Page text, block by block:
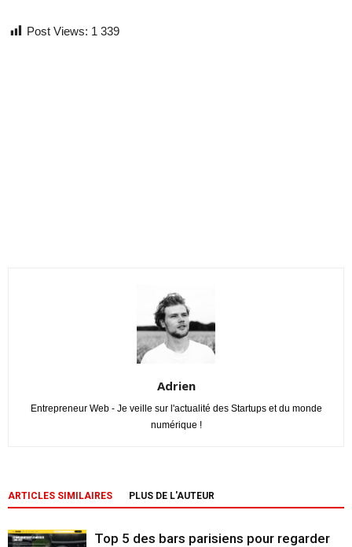
Post Views: 1 339
Adrien
Entrepreneur Web - Je veille sur l'actualité des Startups et du monde
numérique !
ARTICLES SIMILAIRES PLUS DE L'AUTEUR
Top 5 des bars parisiens pour regarder